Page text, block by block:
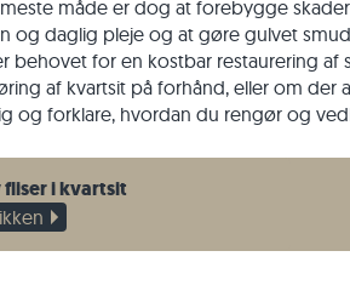
måde er dog at forebygge
og daglig pleje og at gøre gulvet
behovet for en kostbar restaurering af
af kvartsit på forhånd, eller om der
og forklare, hvordan du rengør og
i kvartsit